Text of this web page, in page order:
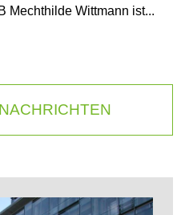
Mechthilde Wittmann ist...